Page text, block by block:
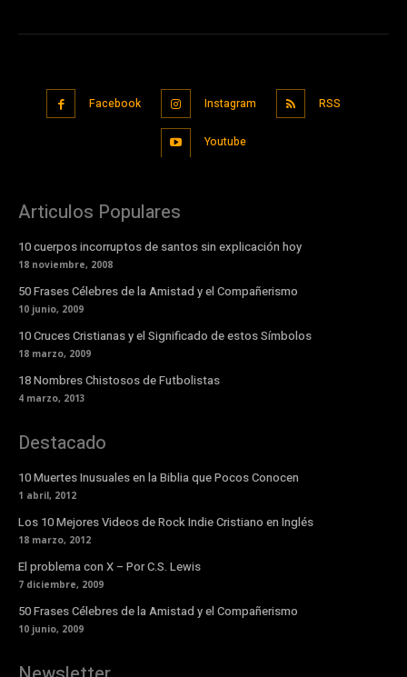
Facebook Instagram RSS
Youtube
Articulos Populares
10 cuerpos incorruptos de santos sin explicación hoy
18 noviembre, 2008
50 Frases Célebres de la Amistad y el Compañerismo
10 junio, 2009
10 Cruces Cristianas y el Significado de estos Símbolos
18 marzo, 2009
18 Nombres Chistosos de Futbolistas
4 marzo, 2013
Destacado
10 Muertes Inusuales en la Biblia que Pocos Conocen
1 abril, 2012
Los 10 Mejores Videos de Rock Indie Cristiano en Inglés
18 marzo, 2012
El problema con X – Por C.S. Lewis
7 diciembre, 2009
50 Frases Célebres de la Amistad y el Compañerismo
10 junio, 2009